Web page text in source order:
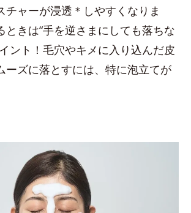
チャーが浸透＊しやすくなりま
ときは“手を逆さまにしても落ちな
ント！毛穴やキメに入り込んだ皮
ーズに落とすには、特に泡立てが